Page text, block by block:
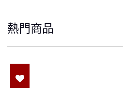
熱門商品